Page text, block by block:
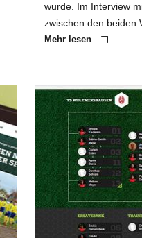
wurde. Im Interview
zwischen den beiden
Mehr lesen